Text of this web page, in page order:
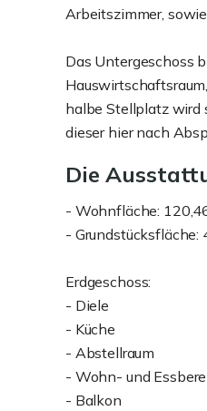
Arbeitszimmer,
Das Untergeschoss
halbe Stellplatz wird
dieser hier nach
Die
- Wohnfläche:
- Grundstücksfläche:
Erdgeschoss:
- Diele
- Küche
- Abstellraum
- Wohn- und
- Balkon